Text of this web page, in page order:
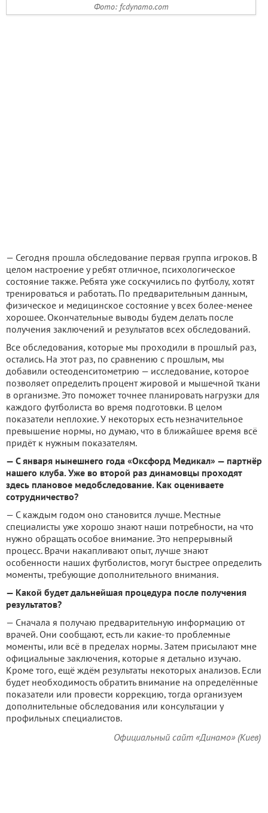
Фото: fcdynamo.com
— Сегодня прошла обследование первая группа игроков. В
целом настроение у ребят отличное, психологическое
состояние также. Ребята уже соскучились по футболу, хотят
тренироваться и работать. По предварительным данным,
физическое и медицинское состояние у всех более-менее
хорошее. Окончательные выводы будем делать после
получения заключений и результатов всех обследований.
Все обследования, которые мы проходили в прошлый раз,
остались. На этот раз, по сравнению с прошлым, мы
добавили остеоденситометрию — исследование, которое
позволяет определить процент жировой и мышечной ткани
в организме. Это поможет точнее планировать нагрузки для
каждого футболиста во время подготовки. В целом
показатели неплохие. У некоторых есть незначительное
превышение нормы, но думаю, что в ближайшее время всё
придёт к нужным показателям.
— С января нынешнего года «Оксфорд Медикал» — партнёр
нашего клуба. Уже во второй раз динамовцы проходят
здесь плановое медобследование. Как оцениваете
сотрудничество?
— С каждым годом оно становится лучше. Местные
специалисты уже хорошо знают наши потребности, на что
нужно обращать особое внимание. Это непрерывный
процесс. Врачи накапливают опыт, лучше знают
особенности наших футболистов, могут быстрее определить
моменты, требующие дополнительного внимания.
— Какой будет дальнейшая процедура после получения
результатов?
— Сначала я получаю предварительную информацию от
врачей. Они сообщают, есть ли какие-то проблемные
моменты, или всё в пределах нормы. Затем присылают мне
официальные заключения, которые я детально изучаю.
Кроме того, ещё ждём результаты некоторых анализов. Если
будет необходимость обратить внимание на определённые
показатели или провести коррекцию, тогда организуем
дополнительные обследования или консультации у
профильных специалистов.
Официальный сайт «Динамо» (Киев)